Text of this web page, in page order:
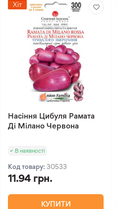
Хіт
Насіння Цибуля Рамата
Ді Мілано Червона
В наявності
Код товару: 30533
11.94 грн.
КУПИТИ